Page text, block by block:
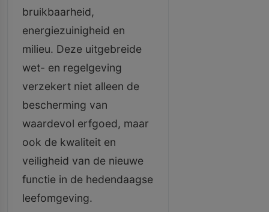
bruikbaarheid,
energiezuinigheid en
milieu. Deze uitgebreide
wet- en regelgeving
verzekert niet alleen de
bescherming van
waardevol erfgoed, maar
ook de kwaliteit en
veiligheid van de nieuwe
functie in de hedendaagse
leefomgeving.